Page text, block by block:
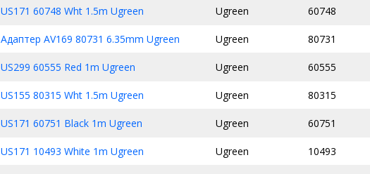
US171 60748 Wht 1.5m Ugreen Ugreen 60748
Адаптер AV169 80731 6.35mm Ugreen Ugreen 80731
US299 60555 Red 1m Ugreen Ugreen 60555
US155 80315 Wht 1.5m Ugreen Ugreen 80315
US171 60751 Black 1m Ugreen Ugreen 60751
US171 10493 White 1m Ugreen Ugreen 10493